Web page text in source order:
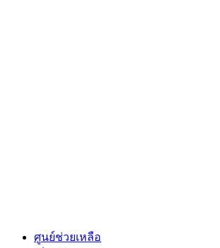
ศูนย์ช่วยเหลือ